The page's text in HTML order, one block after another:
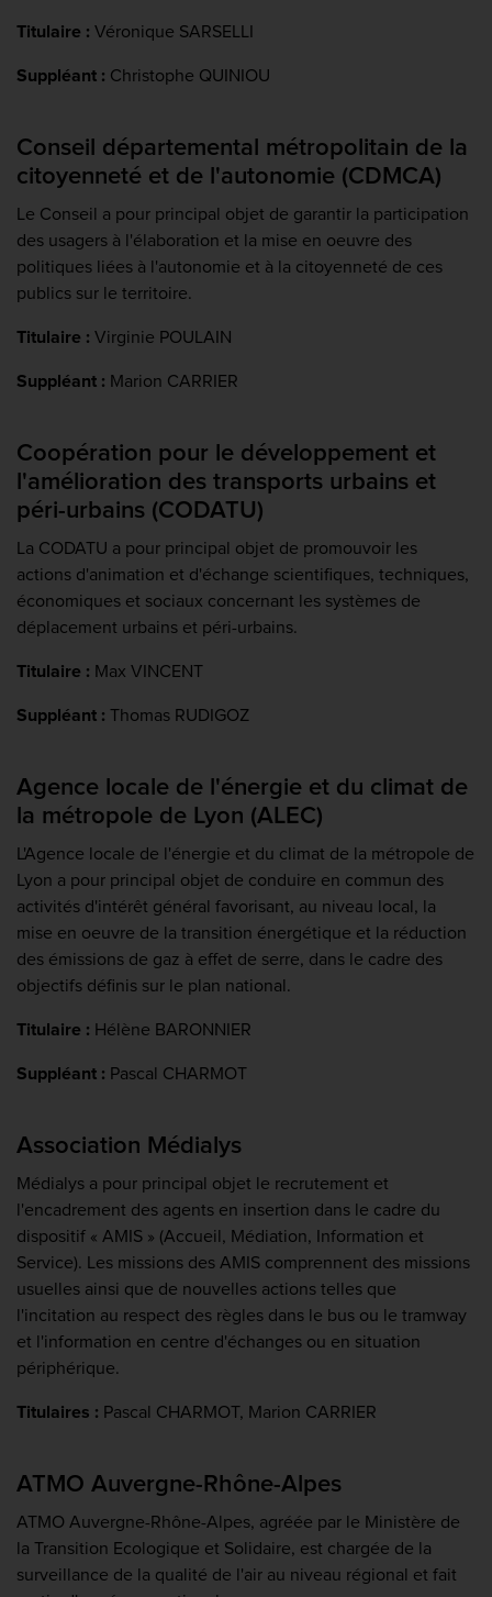
Titulaire : Véronique SARSELLI
Suppléant : Christophe QUINIOU
Conseil départemental métropolitain de la
citoyenneté et de l'autonomie (CDMCA)
Le Conseil a pour principal objet de garantir la participation
des usagers à l'élaboration et la mise en oeuvre des
politiques liées à l'autonomie et à la citoyenneté de ces
publics sur le territoire.
Titulaire : Virginie POULAIN
Suppléant : Marion CARRIER
Coopération pour le développement et
l'amélioration des transports urbains et
péri-urbains (CODATU)
La CODATU a pour principal objet de promouvoir les
actions d'animation et d'échange scientifiques, techniques,
économiques et sociaux concernant les systèmes de
déplacement urbains et péri-urbains.
Titulaire : Max VINCENT
Suppléant : Thomas RUDIGOZ
Agence locale de l'énergie et du climat de
la métropole de Lyon (ALEC)
L'Agence locale de l'énergie et du climat de la métropole de
Lyon a pour principal objet de conduire en commun des
activités d'intérêt général favorisant, au niveau local, la
mise en oeuvre de la transition énergétique et la réduction
des émissions de gaz à effet de serre, dans le cadre des
objectifs définis sur le plan national.
Titulaire : Hélène BARONNIER
Suppléant : Pascal CHARMOT
Association Médialys
Médialys a pour principal objet le recrutement et
l'encadrement des agents en insertion dans le cadre du
dispositif « AMIS » (Accueil, Médiation, Information et
Service). Les missions des AMIS comprennent des missions
usuelles ainsi que de nouvelles actions telles que
l'incitation au respect des règles dans le bus ou le tramway
et l'information en centre d'échanges ou en situation
périphérique.
Titulaires : Pascal CHARMOT, Marion CARRIER
ATMO Auvergne-Rhône-Alpes
ATMO Auvergne-Rhône-Alpes, agréée par le Ministère de
la Transition Ecologique et Solidaire, est chargée de la
surveillance de la qualité de l'air au niveau régional et fait